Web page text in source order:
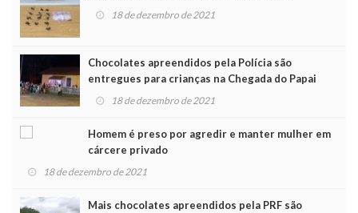
18 de dezembro de 2021
Chocolates apreendidos pela Polícia são
entregues para crianças na Chegada do Papai
Noel
18 de dezembro de 2021
Homem é preso por agredir e manter mulher em
cárcere privado
18 de dezembro de 2021
Mais chocolates apreendidos pela PRF são